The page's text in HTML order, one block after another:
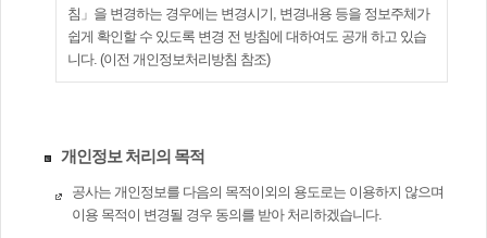
침」을 변경하는 경우에는 변경시기, 변경내용 등을 정보주체가
쉽게 확인할 수 있도록 변경 전 방침에 대하여도 공개 하고 있습
니다. (이전 개인정보처리방침 참조)
개인정보 처리의 목적
공사는 개인정보를 다음의 목적이외의 용도로는 이용하지 않으며
이용 목적이 변경될 경우 동의를 받아 처리하겠습니다.